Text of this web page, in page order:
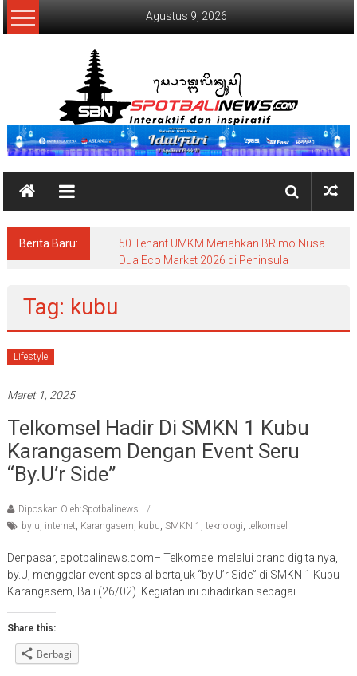
Lompat
ke
Agustus 9, 2026
SpotBaliNews
Berita Baru:
50 Tenant UMKM Meriahkan BRImo Nusa
Dua Eco Market 2026 di Peninsula
Tag: kubu
Lifestyle
Maret 1, 2025
Telkomsel Hadir Di SMKN 1 Kubu
Karangasem Dengan Event Seru
“by.U’r Side”
Diposkan Oleh:Spotbalinews
by'u, internet, Karangasem, kubu, SMKN 1 , teknologi, telkomsel
Denpasar, spotbalinews.com– Telkomsel melalui brand digitalnya,
by.U, menggelar event spesial bertajuk “by.U’r Side” di SMKN 1 Kubu
Karangasem, Bali (26/02). Kegiatan ini dihadirkan sebagai
Share this:
Berbagi